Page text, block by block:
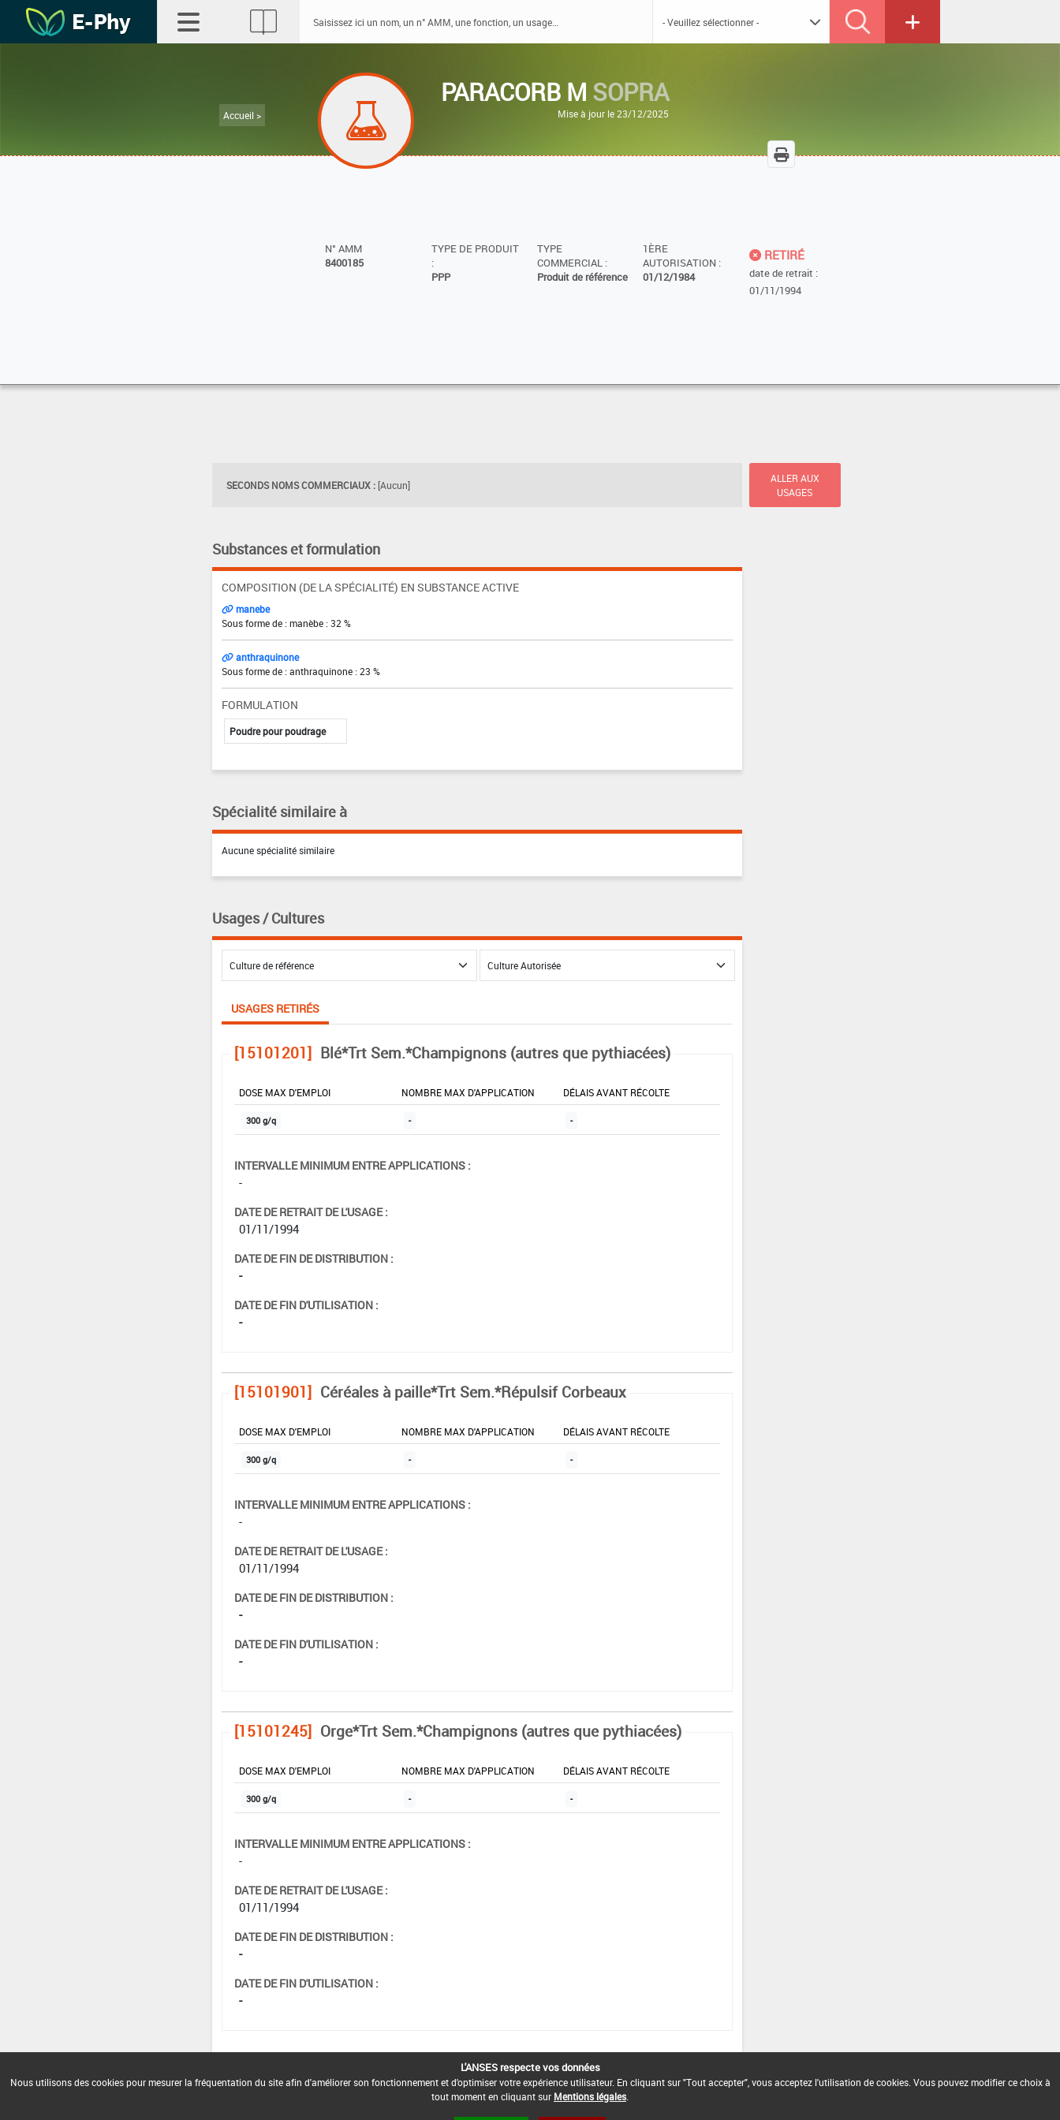
Accueil >
PARACORB M SOPRA
Mise à jour le 23/12/2025
N° AMM
8400185
TYPE DE PRODUIT
:
PPP
TYPE
COMMERCIAL :
Produit de référence
1ÈRE
AUTORISATION :
01/12/1984
RETIRÉ
date de retrait :
01/11/1994
SECONDS NOMS COMMERCIAUX : [Aucun]
ALLER AUX
USAGES
Substances et formulation
COMPOSITION (DE LA SPÉCIALITÉ) EN SUBSTANCE ACTIVE
manebe
Sous forme de : manèbe : 32 %
anthraquinone
Sous forme de : anthraquinone : 23 %
FORMULATION
Poudre pour poudrage
Spécialité similaire à
Aucune spécialité similaire
Usages / Cultures
USAGES RETIRÉS
[15101201] Blé*Trt Sem.*Champignons (autres que pythiacées)
DOSE MAX D'EMPLOI NOMBRE MAX D'APPLICATION DÉLAIS AVANT RÉCOLTE
300 g/q - -
INTERVALLE MINIMUM ENTRE APPLICATIONS :
-
DATE DE RETRAIT DE L'USAGE :
01/11/1994
DATE DE FIN DE DISTRIBUTION :
-
DATE DE FIN D'UTILISATION :
-
[15101901] Céréales à paille*Trt Sem.*Répulsif Corbeaux
DOSE MAX D'EMPLOI NOMBRE MAX D'APPLICATION DÉLAIS AVANT RÉCOLTE
300 g/q - -
INTERVALLE MINIMUM ENTRE APPLICATIONS :
-
DATE DE RETRAIT DE L'USAGE :
01/11/1994
DATE DE FIN DE DISTRIBUTION :
-
DATE DE FIN D'UTILISATION :
-
[15101245] Orge*Trt Sem.*Champignons (autres que pythiacées)
DOSE MAX D'EMPLOI NOMBRE MAX D'APPLICATION DÉLAIS AVANT RÉCOLTE
300 g/q - -
INTERVALLE MINIMUM ENTRE APPLICATIONS :
-
DATE DE RETRAIT DE L'USAGE :
01/11/1994
DATE DE FIN DE DISTRIBUTION :
-
DATE DE FIN D'UTILISATION :
-
L'ANSES respecte vos données
Nous utilisons des cookies pour mesurer la fréquentation du site afin d'améliorer son fonctionnement et d'optimiser votre expérience utilisateur. En cliquant sur "Tout accepter", vous acceptez l'utilisation de cookies. Vous pouvez modifier ce choix à
tout moment en cliquant sur Mentions légales